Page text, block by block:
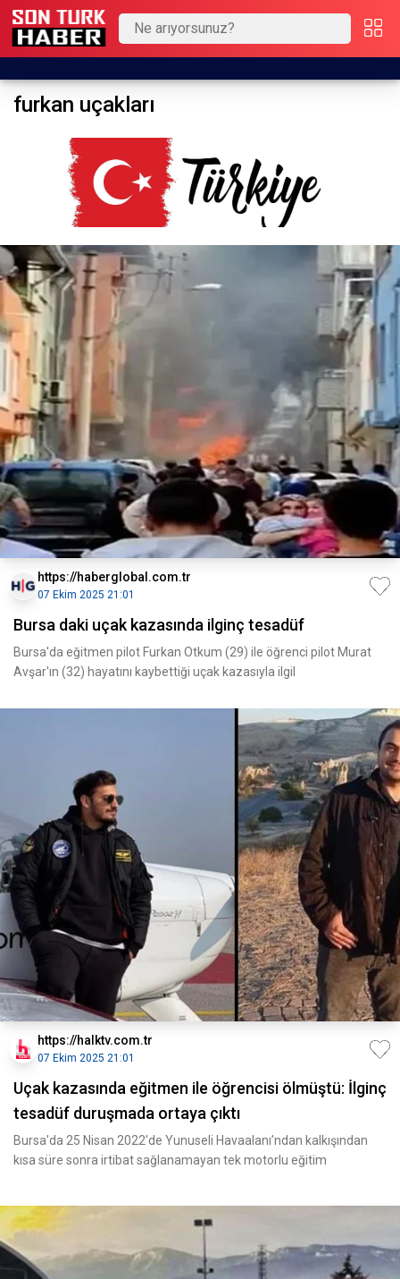
furkan uçakları
https://haberglobal.com.tr
07 Ekim 2025 21:01
Bursa daki uçak kazasında ilginç tesadüf
Bursa'da eğitmen pilot Furkan Otkum (29) ile öğrenci pilot Murat
Avşar'ın (32) hayatını kaybettiği uçak kazasıyla ilgil
https://halktv.com.tr
07 Ekim 2025 21:01
Uçak kazasında eğitmen ile öğrencisi ölmüştü: İlginç
tesadüf duruşmada ortaya çıktı
Bursa'da 25 Nisan 2022'de Yunuseli Havaalanı’ndan kalkışından
kısa süre sonra irtibat sağlanamayan tek motorlu eğitim